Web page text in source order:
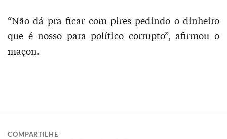
“Não dá pra ficar com pires pedindo o dinheiro
que é nosso para político corrupto”, afirmou o
maçon.
COMPARTILHE